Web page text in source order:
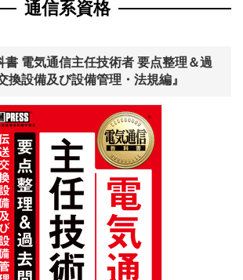
通信系資格
書 電気通信主任技術者 要点整理＆過
換設備及び設備管理・法規編』